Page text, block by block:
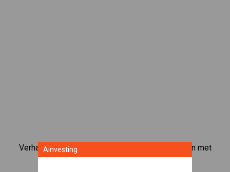
Verhandel meer dan 1000 internationale aandelen met
het CFD-handelsplatform van Ainvesting.
Ainvesting